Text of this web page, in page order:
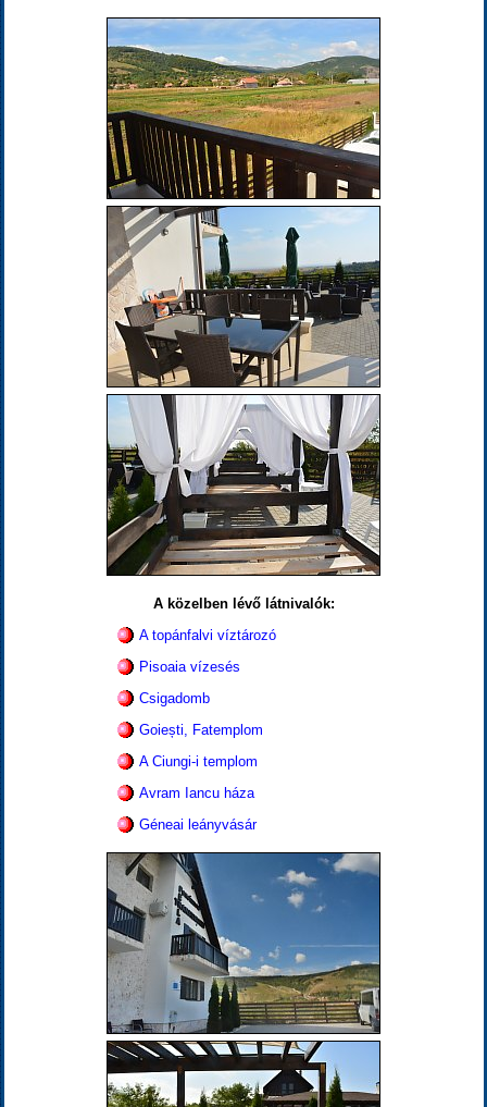
A közelben lévő látnivalók:
A topánfalvi víztározó
Pisoaia vízesés
Csigadomb
Goiești, Fatemplom
A Ciungi-i templom
Avram Iancu háza
Géneai leányvásár